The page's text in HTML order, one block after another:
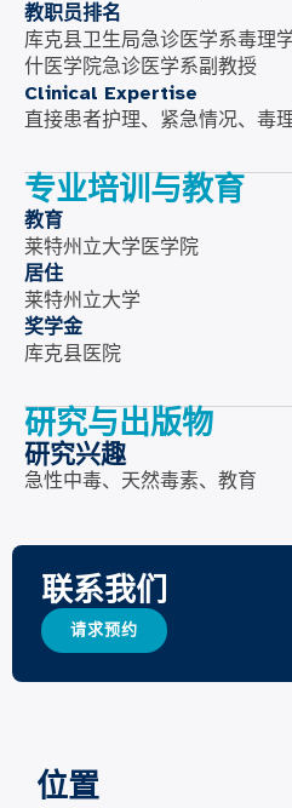
教职员排名
库克县卫生局急诊医学系毒理
什医学院急诊医学系副教授
Clinical Expertise
直接患者护理、紧急情况、毒
专业培训与教育
教育
莱特州立大学医学院
居住
莱特州立大学
奖学金
库克县医院
研究与出版物
研究兴趣
急性中毒、天然毒素、教育
联系我们
请求预约
位置